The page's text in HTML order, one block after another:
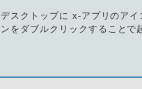
デスクトップに x-アプリのア
ンをダブルクリックすることで